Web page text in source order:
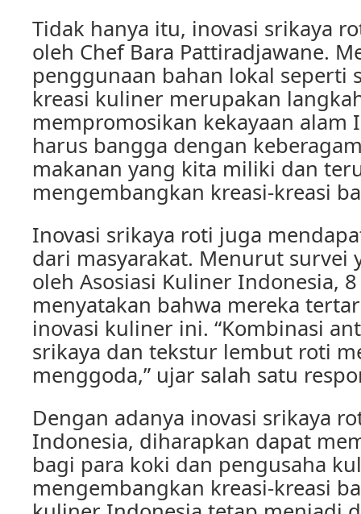
Tidak hanya itu, inovasi srikaya
oleh Chef Bara Pattiradjawane.
penggunaan bahan lokal seperti
kreasi kuliner merupakan
mempromosikan kekayaan alam
harus bangga dengan
makanan yang kita miliki dan
mengembangkan kreasi-kreasi
Inovasi srikaya roti juga
dari masyarakat. Menurut survei
oleh Asosiasi Kuliner Indonesia,
menyatakan bahwa mereka
inovasi kuliner ini. “Kombinasi
srikaya dan tekstur lembut roti
menggoda,” ujar salah satu
Dengan adanya inovasi srikaya
Indonesia, diharapkan dapat
bagi para koki dan pengusaha
mengembangkan kreasi-kreasi